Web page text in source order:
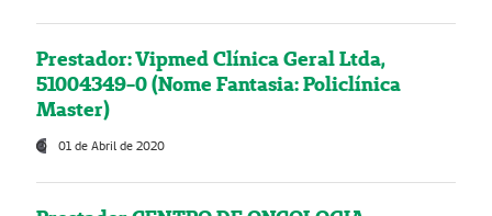
Prestador: Vipmed Clínica Geral Ltda,
51004349-0 (Nome Fantasia: Policlínica
Master)
01 de Abril de 2020